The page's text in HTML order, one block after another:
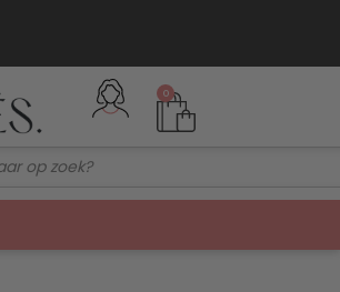
Gratis verzending vanaf €75,-
0